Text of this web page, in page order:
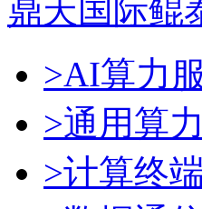
鼎天国际鲲
>AI算力
>通用算
>计算终